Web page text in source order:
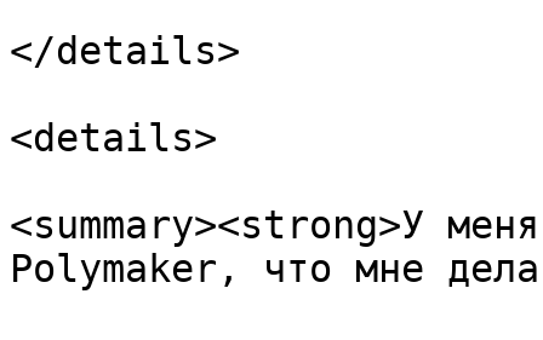
</details>
<details>
<summary><strong>У
Polymaker, что мне